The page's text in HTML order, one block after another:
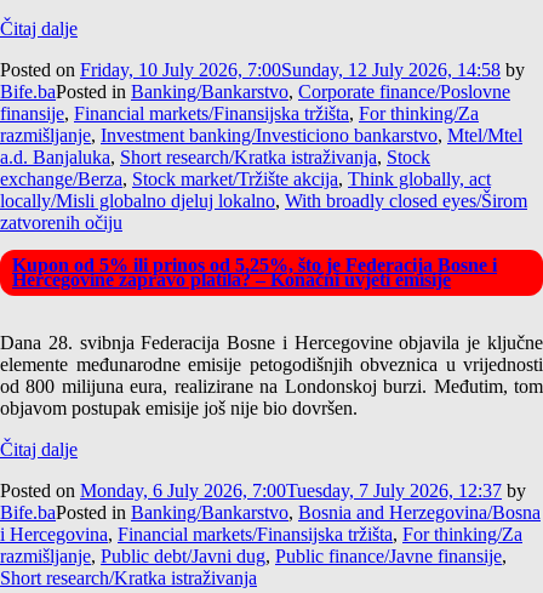
Čitaj dalje
Posted on Friday, 10 July 2026, 7:00Sunday, 12 July 2026, 14:58 by
Bife.baPosted in Banking/Bankarstvo, Corporate finance/Poslovne
finansije, Financial markets/Finansijska tržišta, For thinking/Za
razmišljanje, Investment banking/Investiciono bankarstvo, Mtel/Mtel
a.d. Banjaluka, Short research/Kratka istraživanja, Stock
exchange/Berza, Stock market/Tržište akcija, Think globally, act
locally/Misli globalno djeluj lokalno, With broadly closed eyes/Širom
zatvorenih očiju
Kupon od 5% ili prinos od 5,25%, što je Federacija Bosne i
Hercegovine zapravo platila? – Konačni uvjeti emisije
Dana 28. svibnja Federacija Bosne i Hercegovine objavila je ključne
elemente međunarodne emisije petogodišnjih obveznica u vrijednosti
od 800 milijuna eura, realizirane na Londonskoj burzi. Međutim, tom
objavom postupak emisije još nije bio dovršen.
Čitaj dalje
Posted on Monday, 6 July 2026, 7:00Tuesday, 7 July 2026, 12:37 by
Bife.baPosted in Banking/Bankarstvo, Bosnia and Herzegovina/Bosna
i Hercegovina, Financial markets/Finansijska tržišta, For thinking/Za
razmišljanje, Public debt/Javni dug, Public finance/Javne finansije,
Short research/Kratka istraživanja